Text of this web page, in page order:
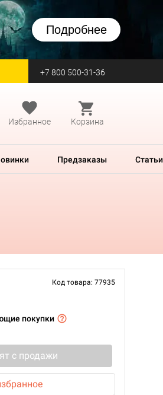
Подробнее
Zvezda +7 800 500-31-36
Избранное Корзина
Предзаказы Статьи
Код товара: 77935
покупки
с продажи